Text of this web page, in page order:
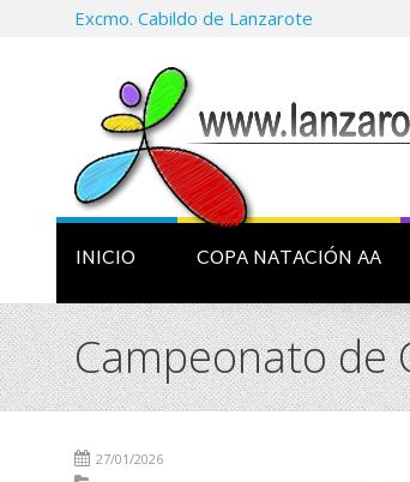
Excmo. Cabildo de Lanzarote
INICIO COPA NATACIÓN AA
Campeonato de
27/01/2026